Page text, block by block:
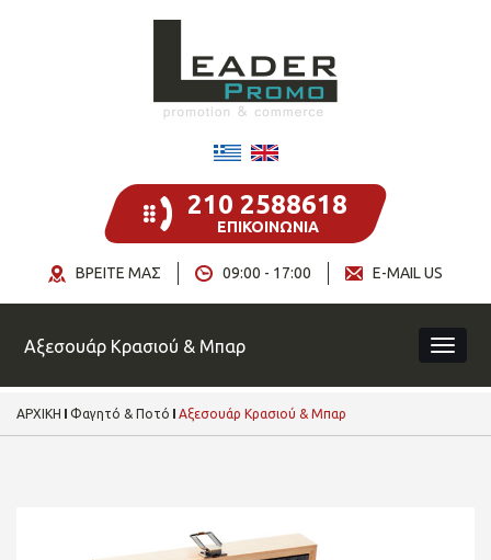
210 2588618
ΕΠΙΚΟΙΝΩΝΙΑ
E-MAIL US
09:00 - 17:00
ΒΡΕΙΤΕ ΜΑΣ
Αξεσουάρ Κρασιού & Μπαρ
ΑΡΧΙΚΗ Φαγητό & Ποτό Αξεσουάρ Κρασιού & Μπαρ